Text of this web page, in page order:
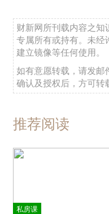
财新网所刊载内容之知
专属所有或持有。未经
建立镜像等任何使用。
如有意愿转载，请发邮
确认及授权后，方可转
推荐阅读
私房课